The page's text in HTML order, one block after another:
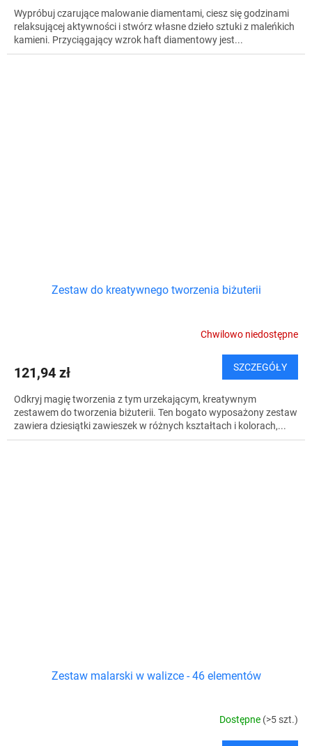
Wypróbuj czarujące malowanie diamentami, ciesz się godzinami
relaksującej aktywności i stwórz własne dzieło sztuki z maleńkich
kamieni. Przyciągający wzrok haft diamentowy jest...
Zestaw do kreatywnego tworzenia biżuterii
Chwilowo niedostępne
121,94 zł SZCZEGÓŁY
Odkryj magię tworzenia z tym urzekającym, kreatywnym
zestawem do tworzenia biżuterii. Ten bogato wyposażony zestaw
zawiera dziesiątki zawieszek w różnych kształtach i kolorach,...
Zestaw malarski w walizce - 46 elementów
Dostępne (>5 szt.)